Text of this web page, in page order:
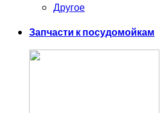
Другое
Запчасти к посудомойкам